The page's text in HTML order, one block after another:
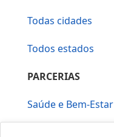
Todas cidades
Todos estados
PARCERIAS
Saúde e Bem-Estar